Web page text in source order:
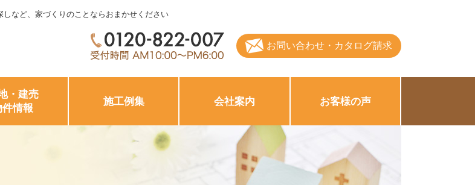
など、家づくりのことならおまかせください
お問い合わせ・カタログ請求
・建売
件情報
施工例集 会社案内 お客様の声